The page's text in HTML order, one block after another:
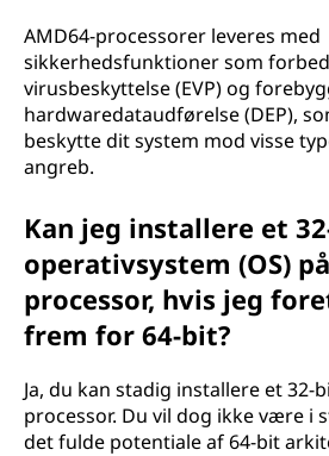
AMD64-processorer leveres med
sikkerhedsfunktioner som
virusbeskyttelse (EVP) og
hardwaredataudførelse (DEP),
beskytte dit system mod visse
angreb.
Kan jeg installere et
operativsystem (OS)
processor, hvis jeg
frem for 64-bit?
Ja, du kan stadig installere et 32-
processor. Du vil dog ikke være i
det fulde potentiale af 64-bit